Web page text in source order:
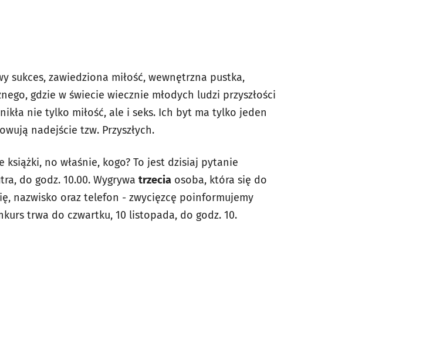
sukces, zawiedziona miłość, wewnętrzna pustka,
gdzie w świecie wiecznie młodych ludzi przyszłości
nie tylko miłość, ale i seks. Ich byt ma tylko jeden
nadejście tzw. Przyszłych.
no właśnie, kogo? To jest dzisiaj pytanie
do godz. 10.00. Wygrywa trzecia osoba, która się do
nazwisko oraz telefon - zwycięzcę poinformujemy
trwa do czwartku, 10 listopada, do godz. 10.